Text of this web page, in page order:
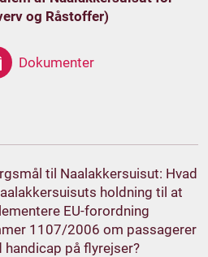
og Råstoffer)
Dokumenter
til Naalakkersuisut: Hvad
holdning til at
EU-forordning
1107/2006 om passagerer
handicap på flyrejser?